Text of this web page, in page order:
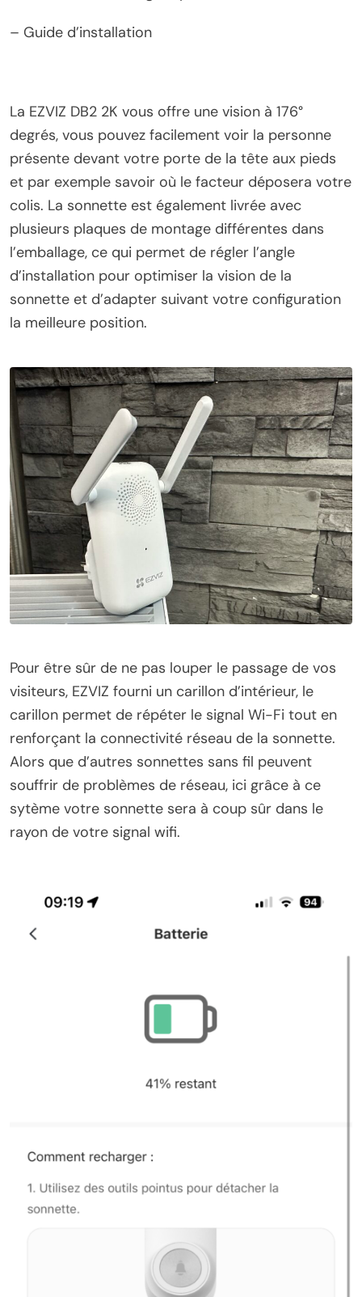
– Guide d’installation
La EZVIZ DB2 2K vous offre une vision à 176°
degrés, vous pouvez facilement voir la personne
présente devant votre porte de la tête aux pieds
et par exemple savoir où le facteur déposera votre
colis. La sonnette est également livrée avec
plusieurs plaques de montage différentes dans
l’emballage, ce qui permet de régler l’angle
d’installation pour optimiser la vision de la
sonnette et d’adapter suivant votre configuration
la meilleure position.
Pour être sûr de ne pas louper le passage de vos
visiteurs, EZVIZ fourni un carillon d’intérieur, le
carillon permet de répéter le signal Wi-Fi tout en
renforçant la connectivité réseau de la sonnette.
Alors que d’autres sonnettes sans fil peuvent
souffrir de problèmes de réseau, ici grâce à ce
sytème votre sonnette sera à coup sûr dans le
rayon de votre signal wifi.